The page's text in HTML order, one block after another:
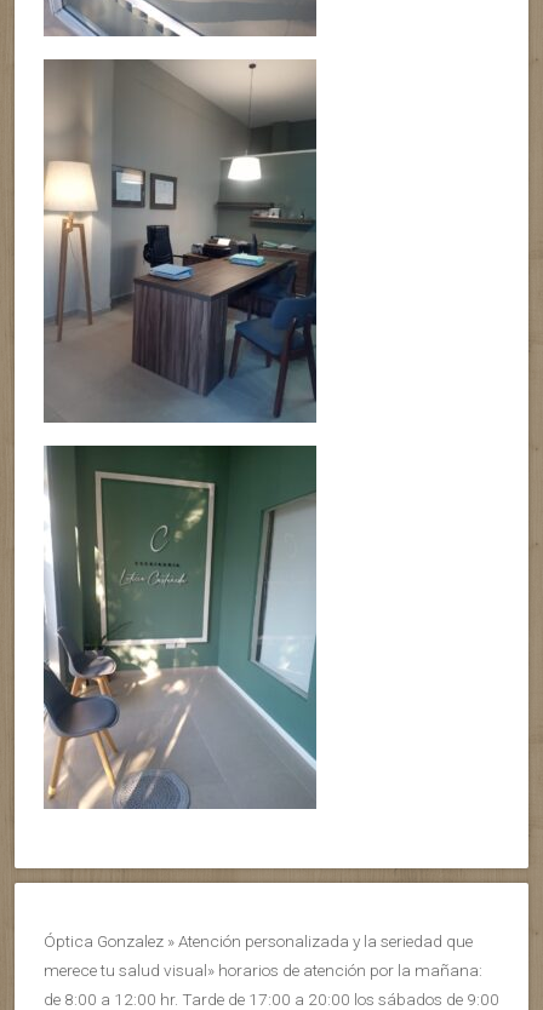
Óptica Gonzalez » Atención personalizada y la seriedad que
merece tu salud visual» horarios de atención por la mañana:
de 8:00 a 12:00 hr. Tarde de 17:00 a 20:00 los sábados de 9:00